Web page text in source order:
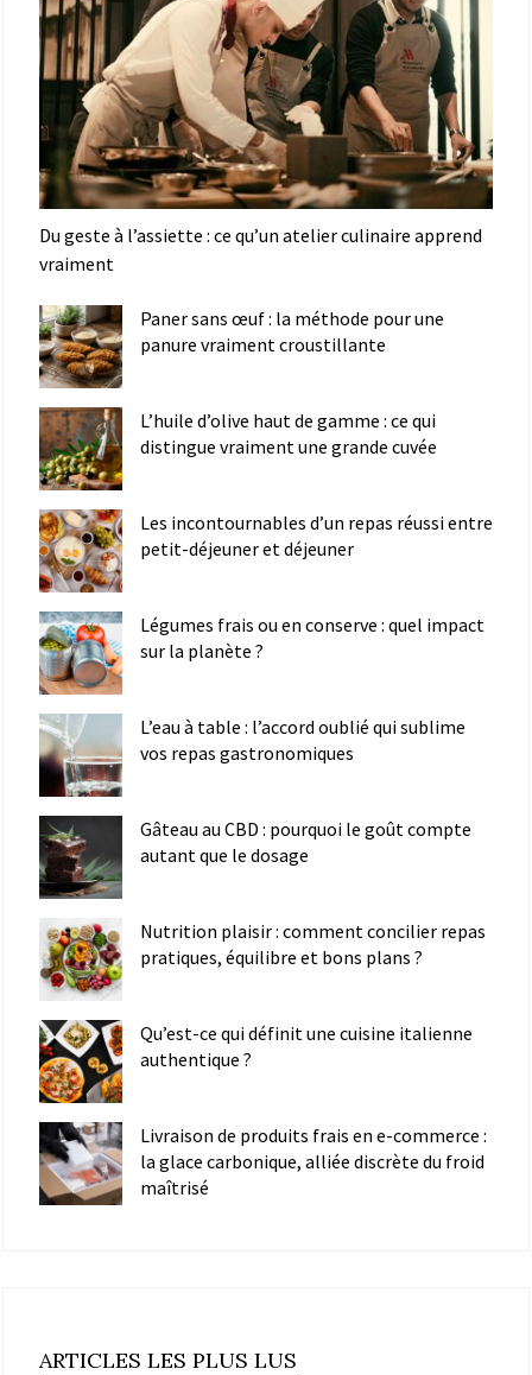
Du geste à l’assiette : ce qu’un atelier culinaire apprend
vraiment
Paner sans œuf : la méthode pour une
panure vraiment croustillante
L’huile d’olive haut de gamme : ce qui
distingue vraiment une grande cuvée
Les incontournables d’un repas réussi entre
petit-déjeuner et déjeuner
Légumes frais ou en conserve : quel impact
sur la planète ?
L’eau à table : l’accord oublié qui sublime
vos repas gastronomiques
Gâteau au CBD : pourquoi le goût compte
autant que le dosage
Nutrition plaisir : comment concilier repas
pratiques, équilibre et bons plans ?
Qu’est-ce qui définit une cuisine italienne
authentique ?
Livraison de produits frais en e-commerce :
la glace carbonique, alliée discrète du froid
maîtrisé
ARTICLES LES PLUS LUS